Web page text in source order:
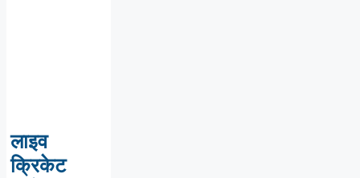
लाइव
क्रिकेट